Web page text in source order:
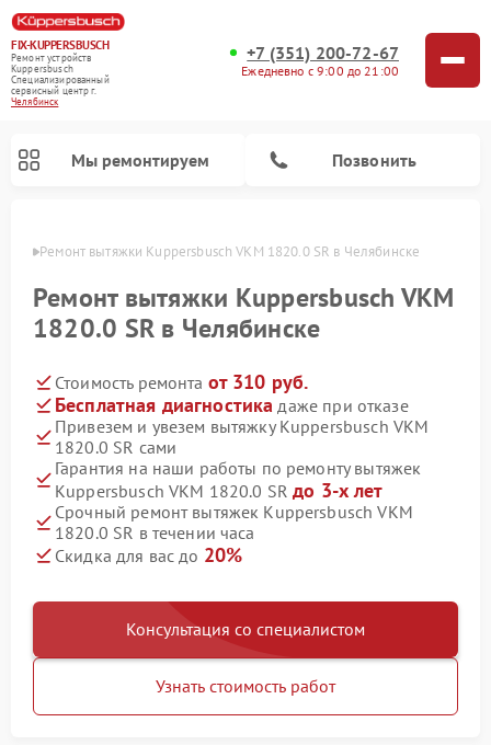
FIX-KUPPERSBUSCH
Ремонт устройств
Kuppersbusch
Специализированный
cервисный центр г.
Челябинск
+7 (351) 200-72-67
Ежедневно с 9:00 до 21:00
Мы ремонтируем Позвонить
Ремонт вытяжки Kuppersbusch VKM 1820.0 SR в Челябинске
Ремонт вытяжки Kuppersbusch VKM
1820.0 SR в Челябинске
Стоимость ремонта от 310 руб.
Бесплатная диагностика даже при отказе
Привезем и увезем вытяжку Kuppersbusch VKM
1820.0 SR сами
Гарантия на наши работы по ремонту вытяжек
Kuppersbusch VKM 1820.0 SRдо 3-х лет
Срочный ремонт вытяжек Kuppersbusch VKM
1820.0 SR в течении часа
Скидка для вас до 20%
Консультация со специалистом
Узнать стоимость работ